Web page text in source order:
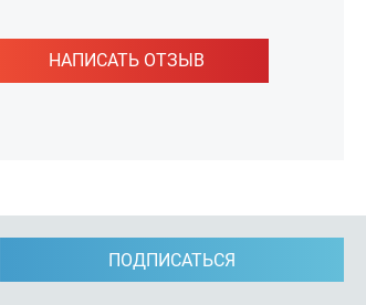
НАПИСАТЬ ОТЗЫВ
ПОДПИСАТЬСЯ